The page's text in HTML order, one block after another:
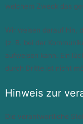
welchem Zweck das
Wir weisen darauf hin,
(z. B. bei der
aufweisen kann. Ein
durch Dritte ist nicht
Hinweis zur
Die verantwortliche